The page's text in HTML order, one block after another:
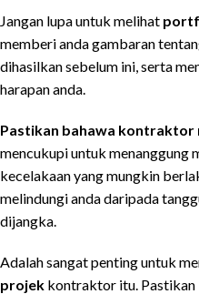
Jangan lupa untuk melihat
memberi anda gambaran
dihasilkan sebelum ini, serta
harapan anda.
Pastikan bahawa kontraktor
mencukupi untuk menanggung
kecelakaan yang mungkin
melindungi anda daripada
dijangka.
Adalah sangat penting untuk
projek kontraktor itu.